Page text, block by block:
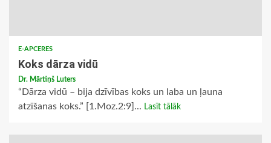
E-APCERES
Koks dārza vidū
Dr. Mārtiņš Luters
“Dārza vidū – bija dzīvības koks un laba un ļauna
atzīšanas koks.” [1.Moz.2:9]... Lasīt tālāk